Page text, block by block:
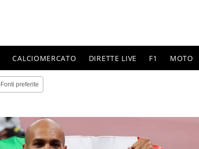
CALCIOMERCATO DIRETTE LIVE F1 MOTO
Fonti preferite